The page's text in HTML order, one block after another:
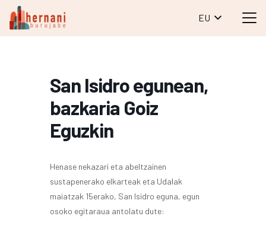
EU
San Isidro egunean,
bazkaria Goiz
Eguzkin
Henase nekazari eta abeltzainen
sustapenerako elkarteak eta Udalak
maiatzak 15erako, San Isidro eguna, egun
osoko egitaraua antolatu dute: